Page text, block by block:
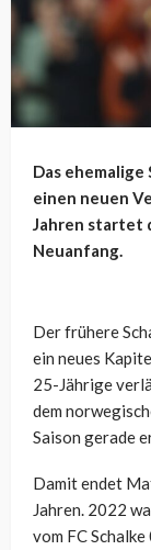
Das
einen neuen
Jahren startet
Neuanfang.
Der frühere
ein neues
25-Jährige
dem
Saison gerade
Damit endet
Jahren. 2022
vom FC